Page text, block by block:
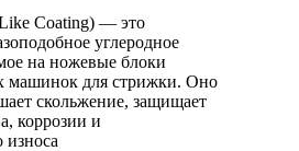
Coating) — это
углеродное
на ножевые блоки
машинок для стрижки. Оно
скольжение, защищает
коррозии и
износа